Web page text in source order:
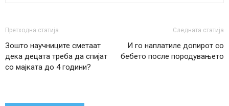
Претходна статија
Зошто научниците сметаат
дека децата треба да спијат
со мајката до 4 години?
Следната статија
И го наплатиле допирот со
бебето после породувањето